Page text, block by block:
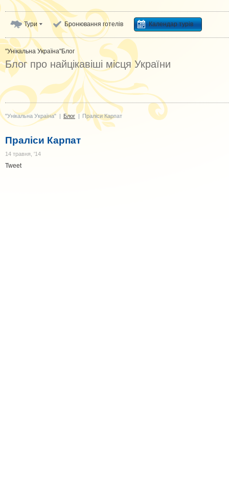
Тури Бронювання готелів Календар турів
"Унікальна Україна"Блог
Блог про найцікавіші місця України
"Унікальна Україна" | Блог | Праліси Карпат
Праліси Карпат
14 травня, '14
Tweet